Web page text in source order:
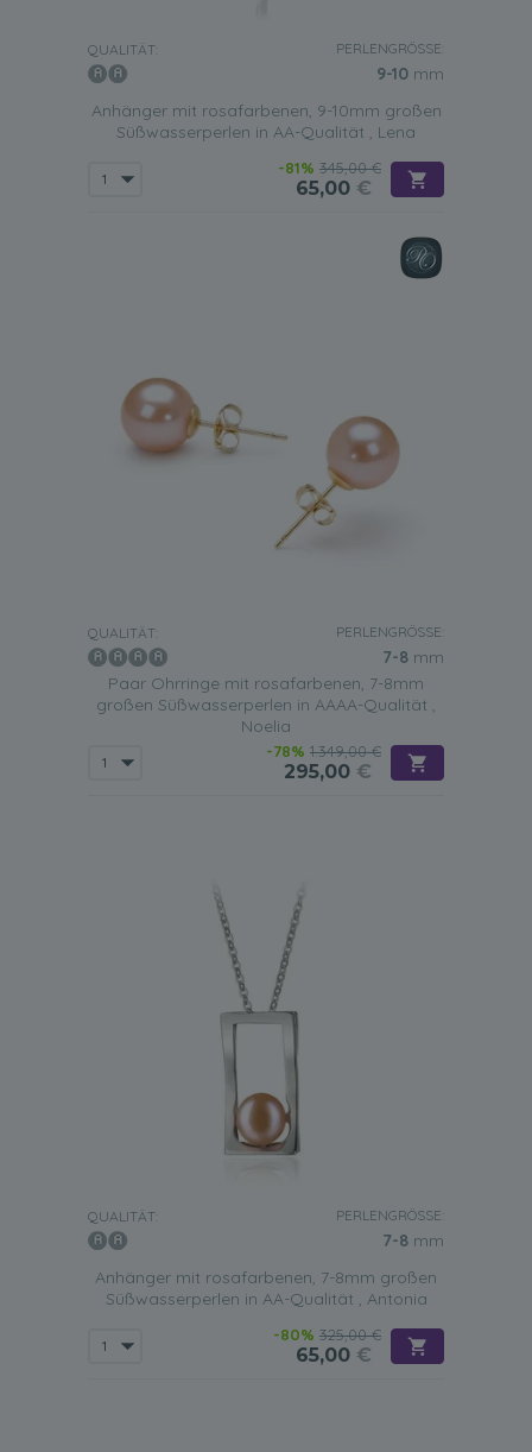
QUALITÄT: PERLENGRÖSSE:
9-10 mm
Anhänger mit rosafarbenen, 9-10mm großen
Süßwasserperlen in AA-Qualität , Lena
-81% 345,00 €
65,00 €
QUALITÄT: PERLENGRÖSSE:
7-8 mm
Paar Ohrringe mit rosafarbenen, 7-8mm
großen Süßwasserperlen in AAAA-Qualität ,
Noelia
-78% 1.349,00 €
295,00 €
QUALITÄT: PERLENGRÖSSE:
7-8 mm
Anhänger mit rosafarbenen, 7-8mm großen
Süßwasserperlen in AA-Qualität , Antonia
-80% 325,00 €
65,00 €